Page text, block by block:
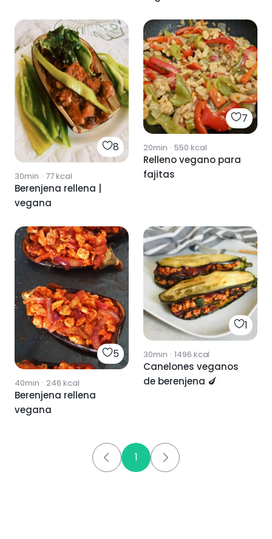
8
30min · 77kcal
Berenjena rellena |
vegana
7
20min · 550 kcal
Relleno vegano para
fajitas
5
40min · 246 kcal
Berenjena rellena
vegana
1
30min · 1496 kcal
Canelones veganos
de berenjena 🍆
1